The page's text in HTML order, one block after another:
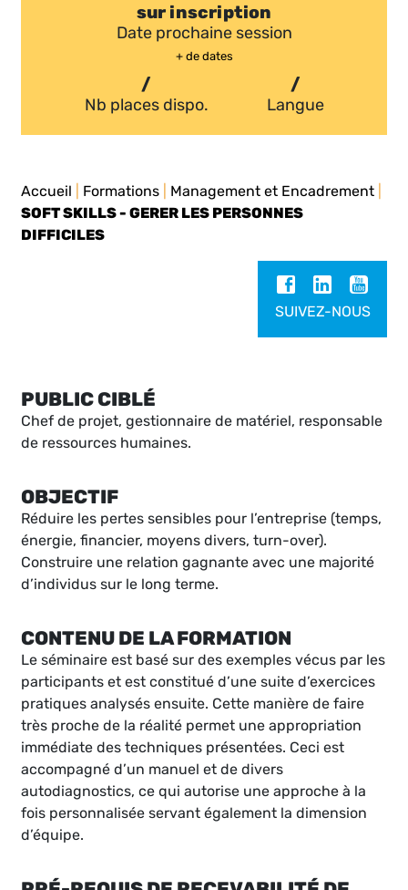
sur inscription
Date prochaine session
+ de dates
/
Nb places dispo.
/
Langue
Accueil Formations Management et Encadrement
SOFT SKILLS - GERER LES PERSONNES
DIFFICILES
SUIVEZ-NOUS
PUBLIC CIBLÉ
Chef de projet, gestionnaire de matériel, responsable
de ressources humaines.
OBJECTIF
Réduire les pertes sensibles pour l’entreprise (temps,
énergie, financier, moyens divers, turn-over).
Construire une relation gagnante avec une majorité
d’individus sur le long terme.
CONTENU DE LA FORMATION
Le séminaire est basé sur des exemples vécus par les
participants et est constitué d’une suite d’exercices
pratiques analysés ensuite. Cette manière de faire
très proche de la réalité permet une appropriation
immédiate des techniques présentées. Ceci est
accompagné d’un manuel et de divers
autodiagnostics, ce qui autorise une approche à la
fois personnalisée servant également la dimension
d’équipe.